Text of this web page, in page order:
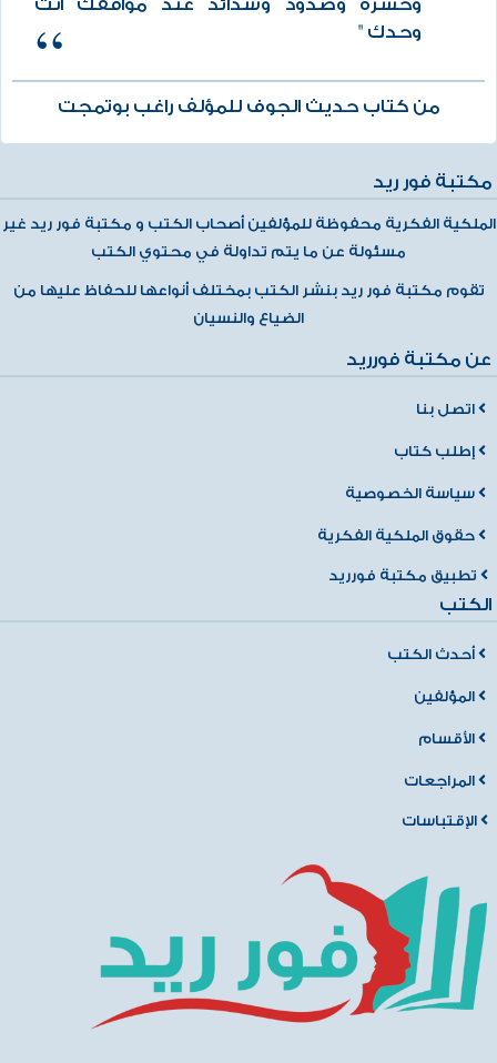
وحدك "
من كتاب حديث الجوف للمؤلف راغب بوتمجت
مكتبة فور ريد
الملكية الفكرية محفوظة للمؤلفين أصحاب الكتب و مكتبة فور ريد غير
مسئولة عن ما يتم تداولة في محتوي الكتب
تقوم مكتبة فور ريد بنشر الكتب بمختلف أنواعها للحفاظ عليها من
الضياع والنسيان
عن مكتبة فورريد
اتصل بنا
إطلب كتاب
سياسة الخصوصية
حقوق الملكية الفكرية
تطبيق مكتبة فورريد
الكتب
أحدث الكتب
المؤلفين
الأقسام
المراجعات
الإقتباسات